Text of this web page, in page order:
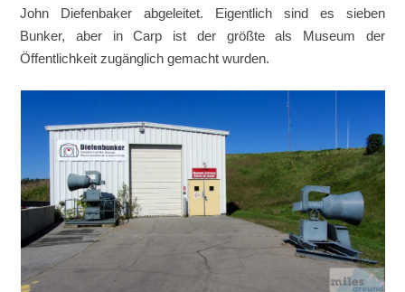
John Diefenbaker abgeleitet. Eigentlich sind es sieben
Bunker, aber in Carp ist der größte als Museum der
Öffentlichkeit zugänglich gemacht wurden.